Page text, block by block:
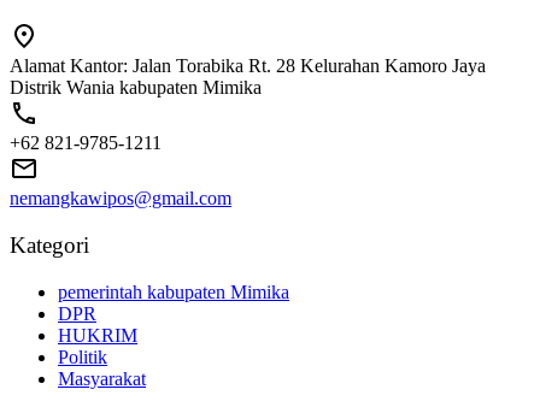
Alamat Kantor: Jalan Torabika Rt. 28 Kelurahan Kamoro Jaya
Distrik Wania kabupaten Mimika
+62 821-9785-1211
nemangkawipos@gmail.com
Kategori
pemerintah kabupaten Mimika
DPR
HUKRIM
Politik
Masyarakat